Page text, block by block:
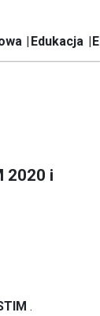
Edukacja
2020 i
.